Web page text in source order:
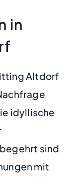
in
Altdorf
idyllische
sind
mit